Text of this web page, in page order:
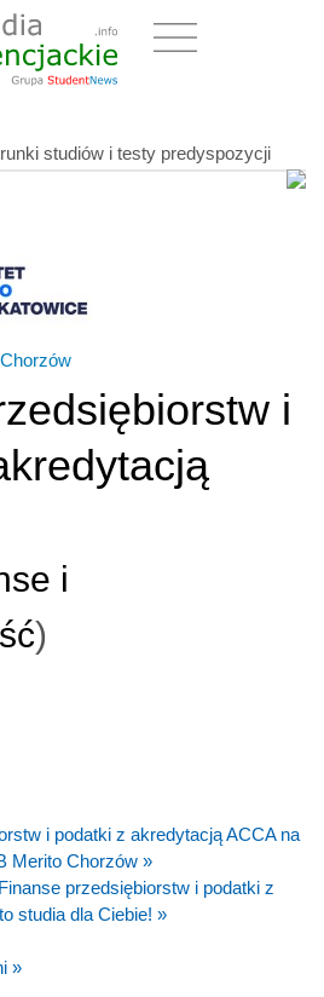
studiów i testy predyspozycji
i
i
)
i podatki z akredytacją ACCA na
Merito Chorzów »
przedsiębiorstw i podatki z
studia dla Ciebie! »
»